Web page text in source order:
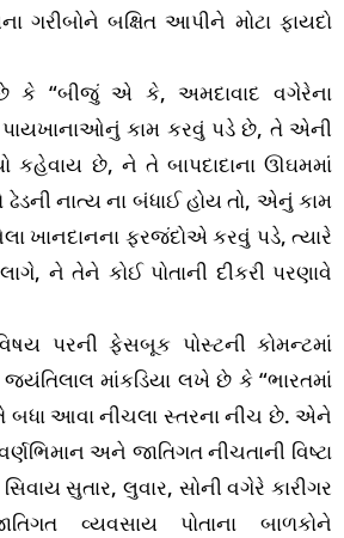
ગરીબોને બક્ષિત આપીને મોટા ફાયદો
“બીજું એ કે, અમદાવાદ વગેરેના
કામ કરવું પડે છે, તે એની
કહેવાય છે, ને તે બાપદાદાના ઊઘમમાં
નાત્ય ના બંધાઈ હોય તો, એનું કામ
ખાનદાનના ફરજંદોએ કરવું પડે, ત્યારે
ને તેને કોઈ પોતાની દીકરી પરણાવે
પરની ફેસબૂક પોસ્ટની કોમન્ટમાં
જયંતિલાલ માંકડિયા લખે છે કે “ભારતમાં
તે બધા આવા નીચલા સ્તરના નીચ છે. એને
અને જાતિગત નીચતાની વિષ્ટા
સુતાર, લુવાર, સોની વગેરે કારીગર
વ્યવસાય પોતાના બાળકોને